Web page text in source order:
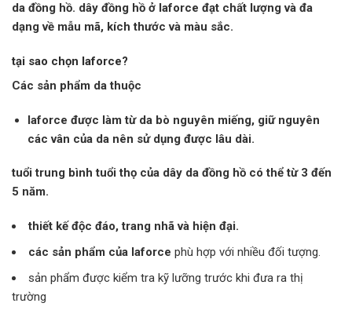
da đồng hồ. dây đồng hồ ở laforce đạt chất lượng và đa
dạng về mẫu mã, kích thước và màu sắc.
tại sao chọn laforce?
Các sản phẩm da thuộc
laforce được làm từ da bò nguyên miếng, giữ nguyên
các vân của da nên sử dụng được lâu dài.
tuổi trung bình tuổi thọ của dây da đồng hồ có thể từ 3 đến
5 năm.
thiết kế độc đáo, trang nhã và hiện đại.
các sản phẩm của laforce phù hợp với nhiều đối tượng.
sản phẩm được kiểm tra kỹ lưỡng trước khi đưa ra thị
trường